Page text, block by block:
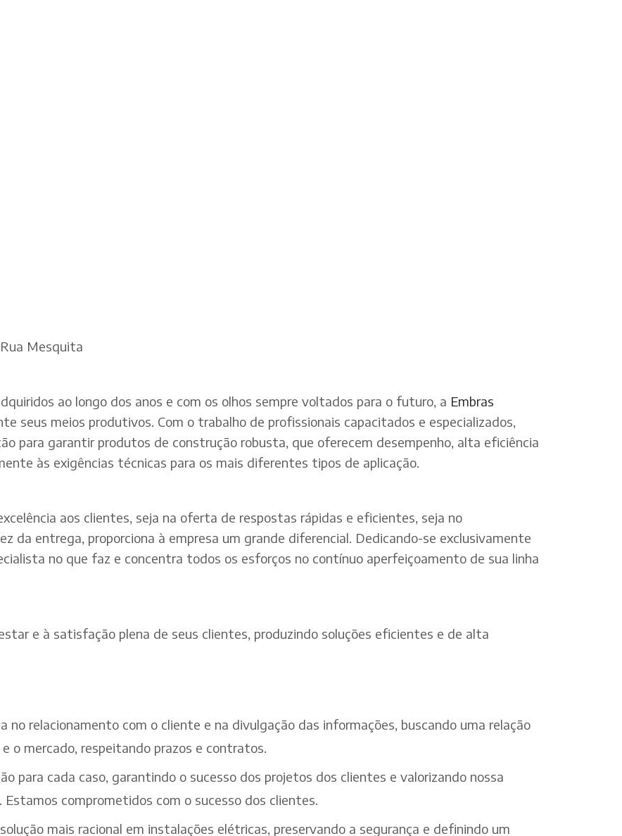
Mesquita
ao longo dos anos e com os olhos sempre voltados para o futuro, a Embras
seus meios produtivos. Com o trabalho de profissionais capacitados e especializados,
para garantir produtos de construção robusta, que oferecem desempenho, alta eficiência
às exigências técnicas para os mais diferentes tipos de aplicação.
aos clientes, seja na oferta de respostas rápidas e eficientes, seja no
da entrega, proporciona à empresa um grande diferencial. Dedicando-se exclusivamente
no que faz e concentra todos os esforços no contínuo aperfeiçoamento de sua linha
e à satisfação plena de seus clientes, produzindo soluções eficientes e de alta
no relacionamento com o cliente e na divulgação das informações, buscando uma relação
o mercado, respeitando prazos e contratos.
para cada caso, garantindo o sucesso dos projetos dos clientes e valorizando nossa
comprometidos com o sucesso dos clientes.
mais racional em instalações elétricas, preservando a segurança e definindo um